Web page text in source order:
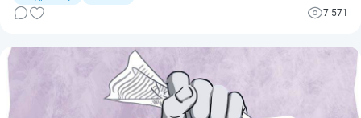
в каких случаях сотрудника переводят со срочного трудового
договора на бессрочный, какой порядок необходимо
оформить.
7 571